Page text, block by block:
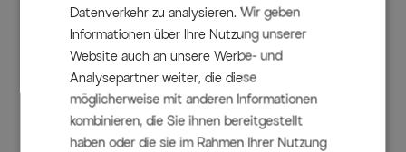
Armlehnen.
1x 3-Sitzer-Element, ca. 205 x 75,5 x 80,5 cm, mit ca. 10
cm dicken Sitzkissen und Armlehnen im Holz-Look.
1x Kaffeetisch rund, ca. 50 x 50 x 43 cm, mit
kratzfester Sinterstein-Tischplatte.
1x Kaffeetisch trapezförmig, ca. 90 x 80 x 30 cm, mit
Datenverkehr zu analysieren. Wir geben
Informationen über Ihre Nutzung unserer
Website auch an unsere Werbe- und
Analysepartner weiter, die diese
möglicherweise mit anderen Informationen
kombinieren, die Sie ihnen bereitgestellt
haben oder die sie im Rahmen Ihrer Nutzung